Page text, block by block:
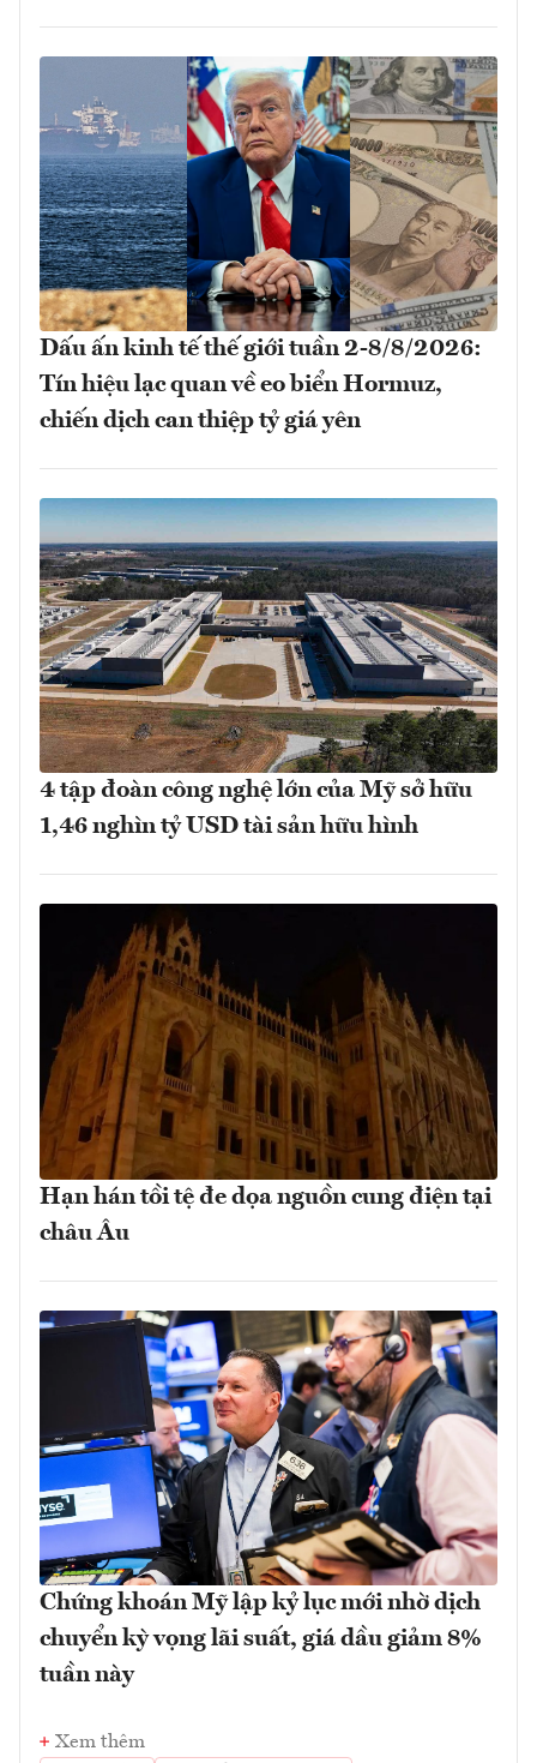
Dấu ấn kinh tế thế giới tuần 2-8/8/2026:
Tín hiệu lạc quan về eo biển Hormuz,
chiến dịch can thiệp tỷ giá yên
4 tập đoàn công nghệ lớn của Mỹ sở hữu
1,46 nghìn tỷ USD tài sản hữu hình
Hạn hán tồi tệ đe dọa nguồn cung điện tại
châu Âu
Chứng khoán Mỹ lập kỷ lục mới nhờ dịch
chuyển kỳ vọng lãi suất, giá dầu giảm 8%
tuần này
Xem thêm